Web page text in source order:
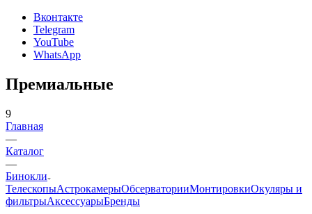
Вконтакте
Telegram
YouTube
WhatsApp
Премиальные
9
Главная
—
Каталог
—
Бинокли
ТелескопыАстрокамерыОбсерваторииМонтировкиОкуляры и
фильтрыАксессуарыБренды